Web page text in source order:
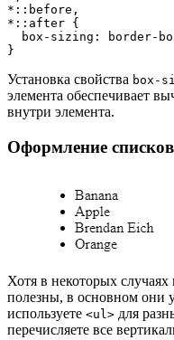
*::before,
*::after {
box-sizing: border-
}
Установка свойства box-
элемента обеспечивает
внутри элемента.
Оформление списков
Хотя в некоторых
полезны, в основном они
используете <ul> для
перечисляете все